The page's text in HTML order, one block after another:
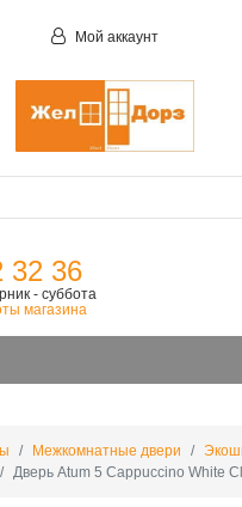
Мой аккаунт
32 36
- суббота
магазина
Межкомнатные двери
Дверь Atum 5 Cappuccino White